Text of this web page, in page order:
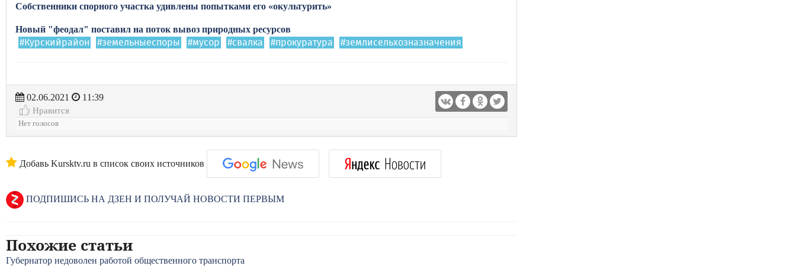
Собственники спорного участка удивлены попытками его «окультурить»
Новый "феодал" поставил на поток вывоз природных ресурсов
#Курскийрайон #земельныеспоры #мусор #свалка #прокуратура #землисельхозназначения
02.06.2021
11:39
Нравится
Нет голосов
Добавь Kursktv.ru в список своих источников
ПОДПИШИСЬ НА ДЗЕН И ПОЛУЧАЙ НОВОСТИ ПЕРВЫМ
Похожие статьи
Губернатор недоволен работой общественного транспорта